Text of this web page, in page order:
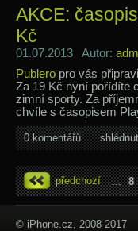
AKCE:
Kč
01.07.2013 Autor:
Publero pro vás
Za 19 Kč nyní pořídíte
zimní sporty. Za
chvíle s časopisem
0 komentářů
předchozí ... 8
© iPhone.cz, 2008-2017